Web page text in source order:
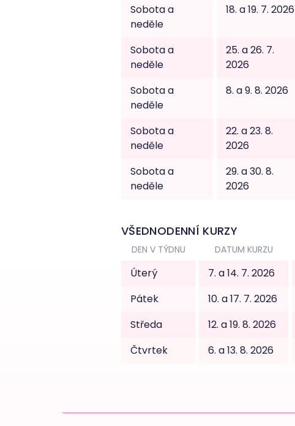
Sobota a
neděle
18. a 19. 7. 2026
Sobota a
neděle
25. a 26. 7.
2026
Sobota a
neděle
8. a 9. 8. 2026
Sobota a
neděle
22. a 23. 8.
2026
Sobota a
neděle
29. a 30. 8.
2026
VŠEDNODENNÍ KURZY
DEN V TÝDNU DATUM KURZU
Úterý 7. a 14. 7. 2026
Pátek
10. a 17. 7. 2026
Středa
12. a 19. 8. 2026
Čtvrtek
6. a 13. 8. 2026